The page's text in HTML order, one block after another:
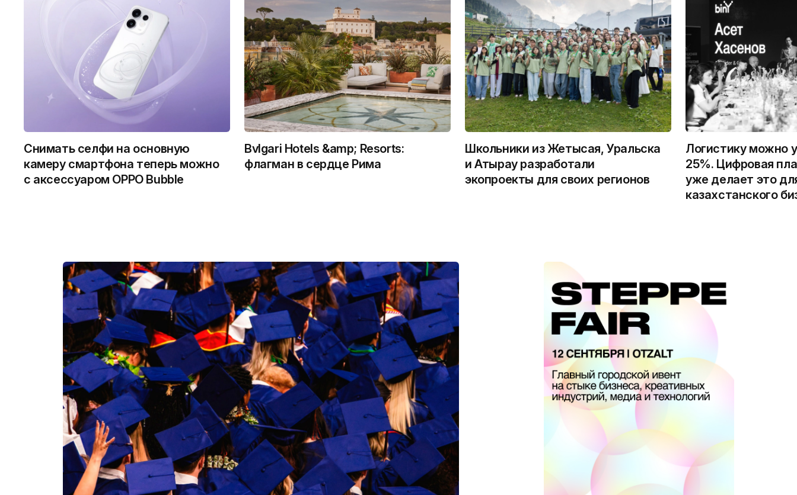
Снимать селфи на основную
камеру смартфона теперь можно
с аксессуаром OPPO Bubble
Bvlgari Hotels &amp; Resorts:
флагман в сердце Рима
Школьники из Жетысая, Уральска
и Атырау разработали
экопроекты для своих регионов
Логистику можно
25%. Цифровая
уже делает это
казахстанского